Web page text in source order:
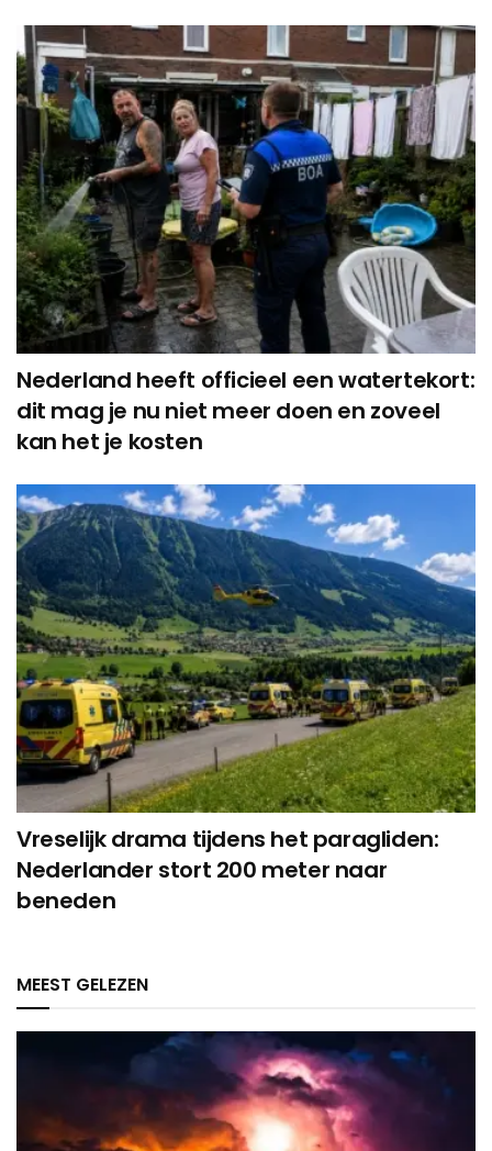
Nederland heeft officieel een watertekort:
dit mag je nu niet meer doen en zoveel
kan het je kosten
Vreselijk drama tijdens het paragliden:
Nederlander stort 200 meter naar
beneden
MEEST GELEZEN